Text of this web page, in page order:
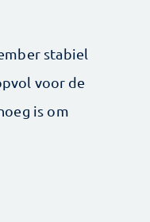
stabiel
voor de
is om